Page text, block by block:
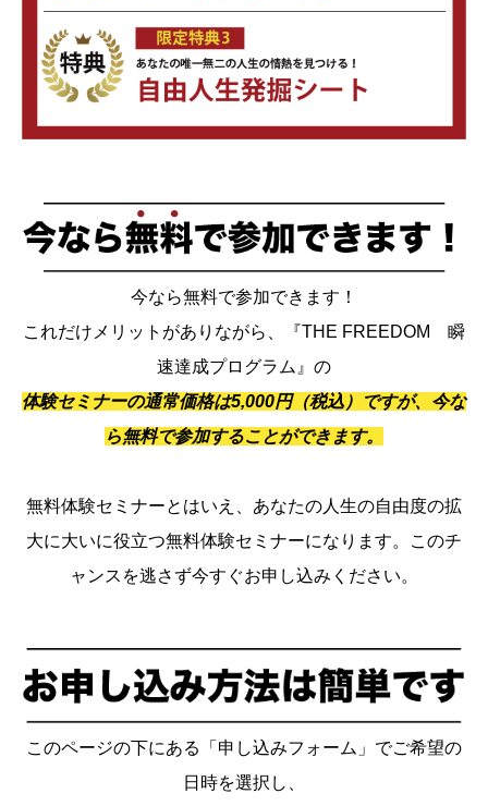
今なら無料で参加できます！
これだけメリットがありながら、『THE FREEDOM 瞬
速達成プログラム』の
体験セミナーの通常価格は5,000円（税込）ですが、今な
ら無料で参加することができます。
無料体験セミナーとはいえ、あなたの人生の自由度の拡
大に大いに役立つ無料体験セミナーになります。このチ
ャンスを逃さず今すぐお申し込みください。
このページの下にある「申し込みフォーム」でご希望の
日時を選択し、